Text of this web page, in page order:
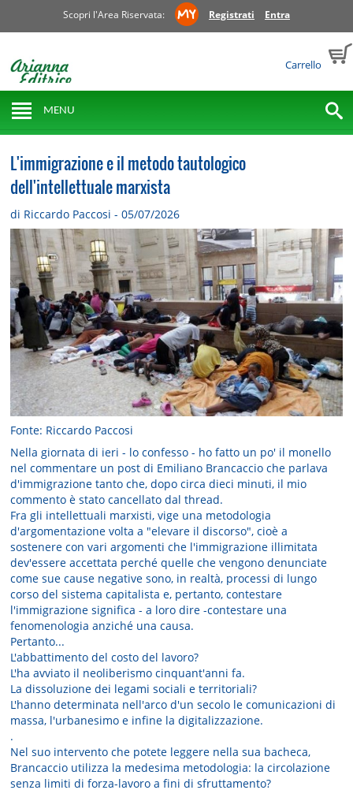
Scopri l'Area Riservata: Registrati Entra
Carrello
MENU
L'immigrazione e il metodo tautologico
dell'intellettuale marxista
di Riccardo Paccosi - 05/07/2026
Fonte: Riccardo Paccosi
Nella giornata di ieri - lo confesso - ho fatto un po' il monello
nel commentare un post di Emiliano Brancaccio che parlava
d'immigrazione tanto che, dopo circa dieci minuti, il mio
commento è stato cancellato dal thread.
Fra gli intellettuali marxisti, vige una metodologia
d'argomentazione volta a "elevare il discorso", cioè a
sostenere con vari argomenti che l'immigrazione illimitata
dev'essere accettata perché quelle che vengono denunciate
come sue cause negative sono, in realtà, processi di lungo
corso del sistema capitalista e, pertanto, contestare
l'immigrazione significa - a loro dire -contestare una
fenomenologia anziché una causa.
Pertanto...
L'abbattimento del costo del lavoro?
L'ha avviato il neoliberismo cinquant'anni fa.
La dissoluzione dei legami sociali e territoriali?
L'hanno determinata nell'arco d'un secolo le comunicazioni di
massa, l'urbanesimo e infine la digitalizzazione.
.
Nel suo intervento che potete leggere nella sua bacheca,
Brancaccio utilizza la medesima metodologia: la circolazione
senza limiti di forza-lavoro a fini di sfruttamento?